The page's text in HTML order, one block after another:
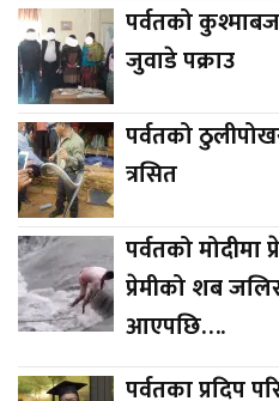
पर्वतको
जुवाडे पक्राउ
पर्वतको
त्रसित
पर्वतको मोदीमा
प्रेमीको शब
आएपछि….
पर्वतका प्रदिप